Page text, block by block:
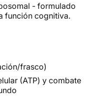
- formulado
función cognitiva.
frasco)
(ATP) y combate